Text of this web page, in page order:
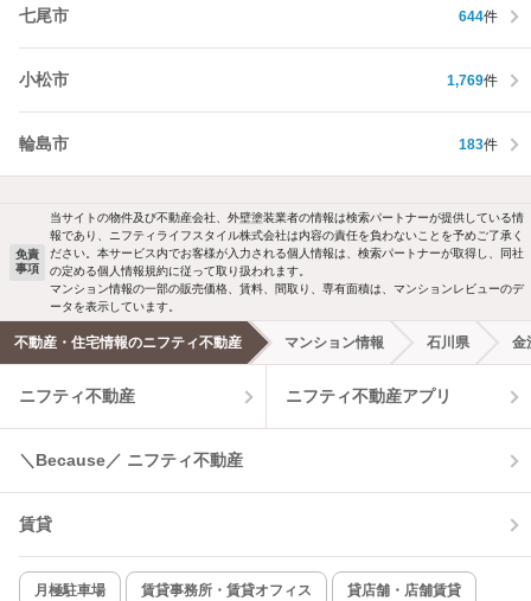
七尾市 644件
小松市 1,769件
輪島市 183件
免責
事項
当サイトの物件及び不動産会社、外壁塗装業者の情報は検索パートナーが提供している情
報であり、ニフティライフスタイル株式会社は内容の責任を負わないことを予めご了承く
ださい。本サービス内でお客様が入力される個人情報は、検索パートナーが取得し、同社
の定める個人情報規約に従って取り扱われます。
マンション情報の一部の販売価格、賃料、間取り、専有面積は、マンションレビューのデ
ータを表示しています。
不動産・住宅情報のニフティ不動産 マンション情報 石川県 金
ニフティ不動産 ニフティ不動産アプリ
＼Because／ ニフティ不動産
賃貸
月極駐車場 賃貸事務所・賃貸オフィス 貸店舗・店舗賃貸